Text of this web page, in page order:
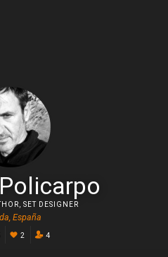
SET DESIGNER
España
2 4